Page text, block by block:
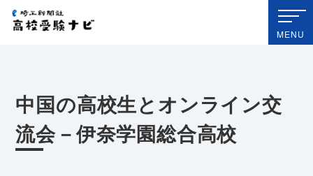
埼玉新聞社 高校受験ナビ
MENU
中国の高校生とオンライン交
流会－伊奈学園総合高校